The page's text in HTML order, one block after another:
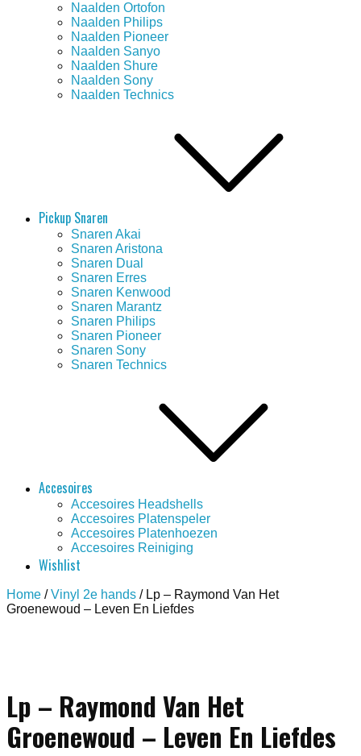
Naalden Ortofon
Naalden Philips
Naalden Pioneer
Naalden Sanyo
Naalden Shure
Naalden Sony
Naalden Technics
Pickup Snaren
Snaren Akai
Snaren Aristona
Snaren Dual
Snaren Erres
Snaren Kenwood
Snaren Marantz
Snaren Philips
Snaren Pioneer
Snaren Sony
Snaren Technics
Accesoires
Accesoires Headshells
Accesoires Platenspeler
Accesoires Platenhoezen
Accesoires Reiniging
Wishlist
Home /Vinyl 2e hands / Lp – Raymond Van Het
Groenewoud – Leven En Liefdes
Lp – Raymond Van Het
Groenewoud – Leven En Liefdes